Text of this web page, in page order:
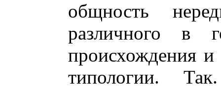
общность
различного в
происхождения
типологии.